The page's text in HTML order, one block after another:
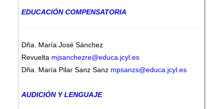
EDUCACIÓN COMPENSATORIA
Dña. María José Sánchez
Revuelta mjsanchezre@educa.jcyl.es
Dña. María Pilar Sanz Sanz mpsanzs@educa.jcyl.es
AUDICIÓN Y LENGUAJE